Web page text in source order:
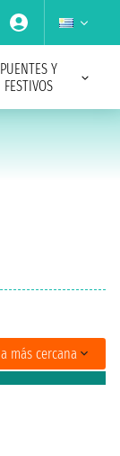
PUENTES Y
FESTIVOS
más cercana